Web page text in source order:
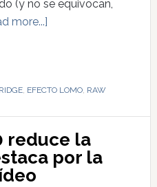
(y no se equivocan,
more...]
, EFECTO LOMO, RAW
reduce la
por la